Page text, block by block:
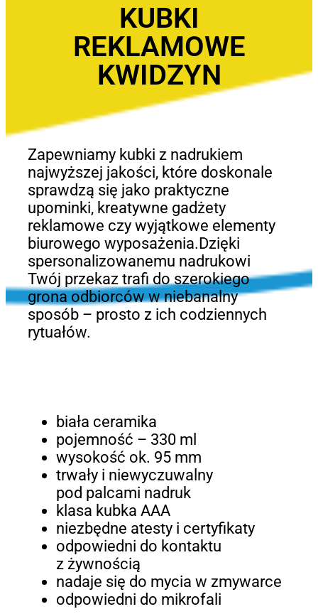
KUBKI
REKLAMOWE
KWIDZYN
Zapewniamy kubki z nadrukiem
najwyższej jakości, które doskonale
sprawdzą się jako praktyczne
upominki, kreatywne gadżety
reklamowe czy wyjątkowe elementy
biurowego wyposażenia.Dzięki
spersonalizowanemu nadrukowi
Twój przekaz trafi do szerokiego
grona odbiorców w niebanalny
sposób – prosto z ich codziennych
rytuałów.
biała ceramika
pojemność – 330 ml
wysokość ok. 95 mm
trwały i niewyczuwalny
pod palcami nadruk
klasa kubka AAA
niezbędne atesty i certyfikaty
odpowiedni do kontaktu
z żywnością
nadaje się do mycia w zmywarce
odpowiedni do mikrofali